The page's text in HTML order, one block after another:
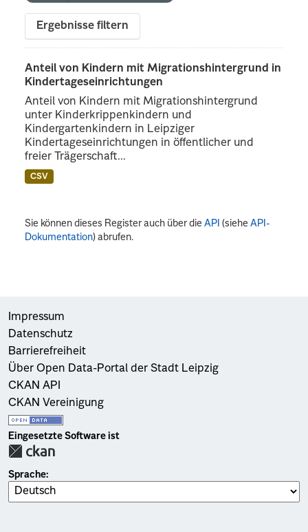
Ergebnisse filtern
Anteil von Kindern mit Migrationshintergrund in
Kindertageseinrichtungen
Anteil von Kindern mit Migrationshintergrund
unter Kinderkrippenkindern und
Kindergartenkindern in Leipziger
Kindertageseinrichtungen in öffentlicher und
freier Trägerschaft...
CSV
Sie können dieses Register auch über dieAPI (sieheAPI-
Dokumentation) abrufen.
Impressum
Datenschutz
Barrierefreiheit
Über Open Data-Portal der Stadt Leipzig
CKAN API
CKAN Vereinigung
Eingesetzte Software ist
Sprache